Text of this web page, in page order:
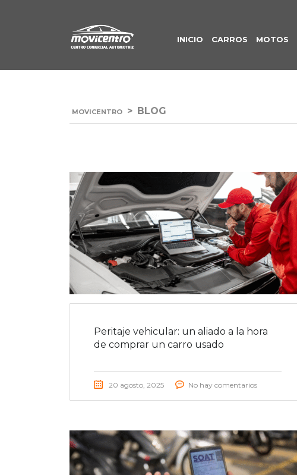
INICIO CARROS MOTOS
MOVICENTRO > BLOG
Peritaje vehicular: un aliado a la hora
de comprar un carro usado
20 agosto, 2025 No hay comentarios